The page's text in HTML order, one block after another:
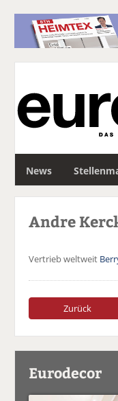
News
Andre
Vertrieb weltweit
Zurück
Eurodecor